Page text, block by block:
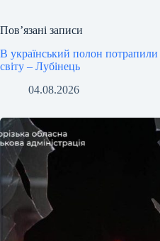
Пов’язані записи
В український полон потрапили
світу – Лубінець
04.08.2026